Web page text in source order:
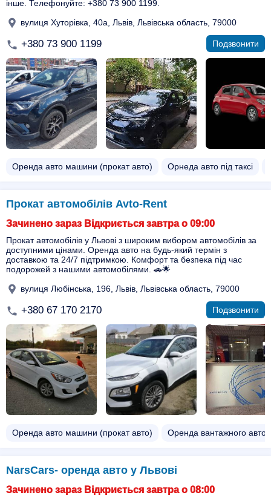
інше. Телефонуйте: +380 73 900 1199.
вулиця Хуторівка, 40а, Львів, Львівська область, 79000
+380 73 900 1199 Подзвонити
Оренда авто машини (прокат авто) Орнеда авто під таксі
Прокат автомобілів Avto-Rent
Зачинено зараз Відкриється завтра о 09:00
Прокат автомобілів у Львові з широким вибором автомобілів за
доступними цінами. Оренда авто на будь-який термін з
доставкою та 24/7 підтримкою. Комфорт та безпека під час
подорожей з нашими автомобілями. 🚗🌟
вулиця Любінська, 196, Львів, Львівська область, 79000
+380 67 170 2170 Подзвонити
Оренда авто машини (прокат авто) Оренда вантажного
NarsCars- оренда авто у Львові
Зачинено зараз Відкриється завтра о 08:00